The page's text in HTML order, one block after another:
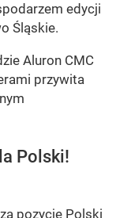
edycji
Śląskie.
Aluron CMC
przywita
Polski!
pozycję Polski